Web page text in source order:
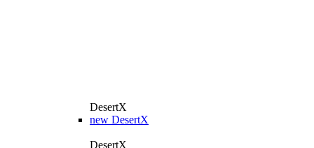
DesertX
new DesertX
DesertX